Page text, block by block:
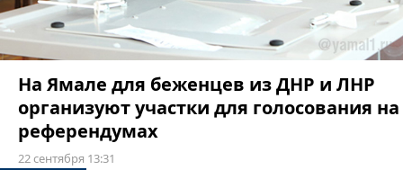
На Ямале для беженцев из ДНР и ЛНР
организуют участки для голосования на
референдумах
22 сентября 13:31